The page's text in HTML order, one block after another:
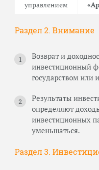
управлением
Раздел 2. Внимание
Возврат и
инвестиционный
государством
Результаты
определяют
инвестиционных
уменьшаться.
Раздел 3.